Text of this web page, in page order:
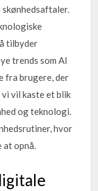
tilbyder
trends som AI
fra brugere, der
vil kaste et blik
og teknologi.
hvor
opnå.